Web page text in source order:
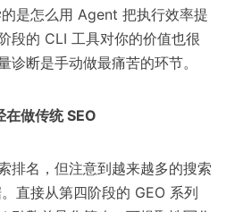
是怎么用 Agent 把执行效率提
段的 CLI 工具对你的价值也很
断是手动做最痛苦的环节。
在做传统 SEO
排名，但注意到越来越多的搜索
直接从第四阶段的 GEO 系列